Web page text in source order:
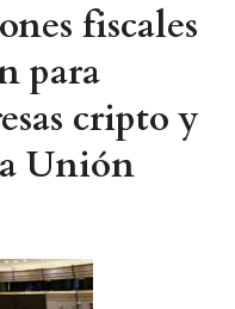
fiscales
para
cripto y
Unión